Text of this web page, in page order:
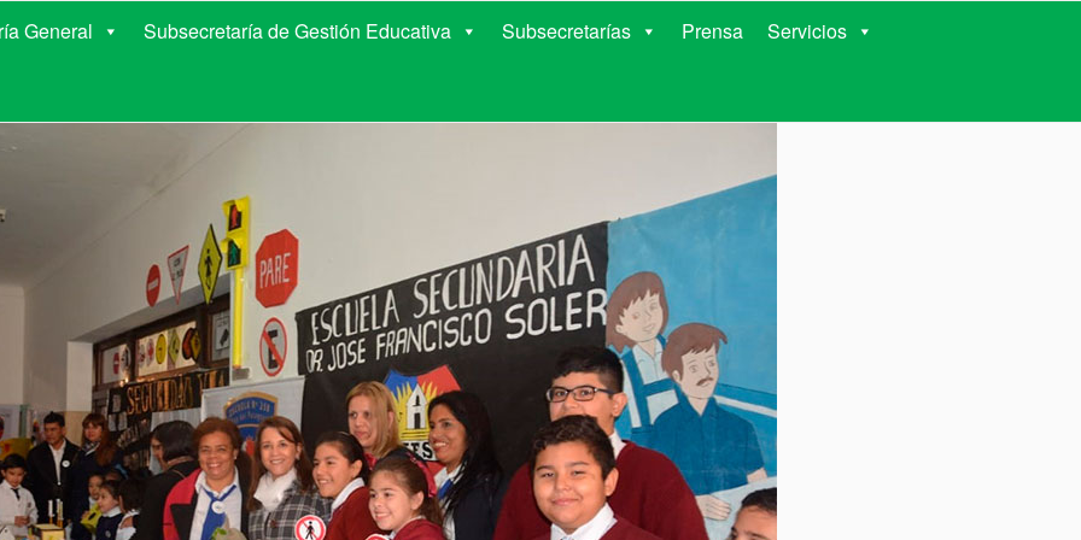
EDUCACIÓN DE CORRIENTES
General Subsecretaría de Gestión Educativa Subsecretarías Prensa Servicios